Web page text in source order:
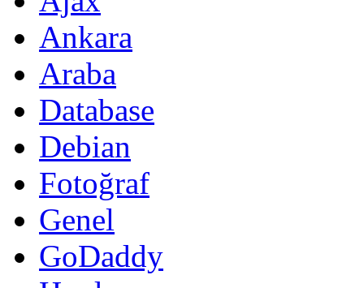
Ankara
Araba
Database
Debian
Fotoğraf
Genel
GoDaddy